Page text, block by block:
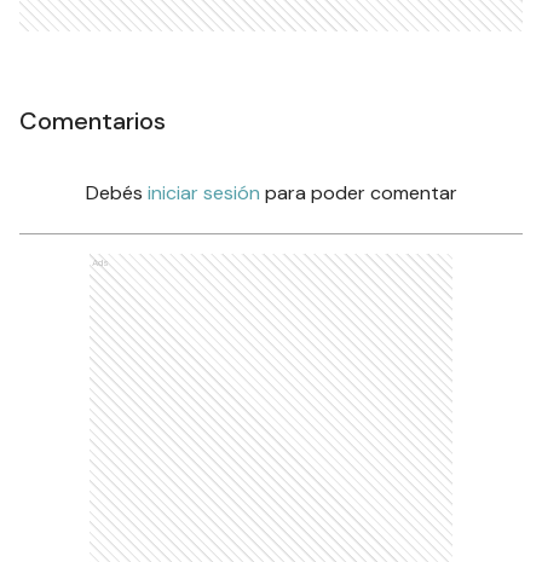
Comentarios
Debés iniciar sesión para poder comentar
Ads